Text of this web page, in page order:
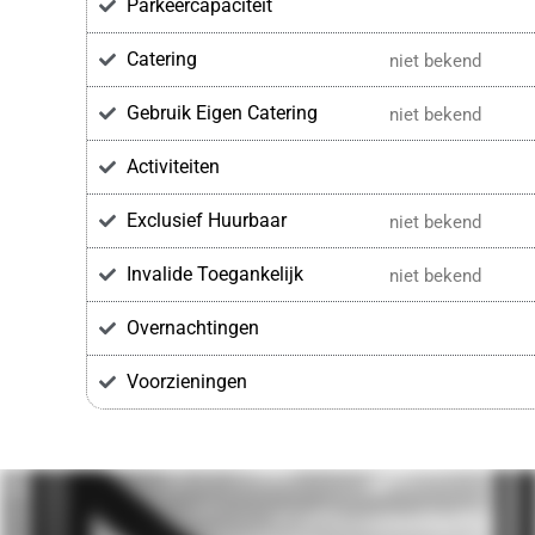
Parkeercapaciteit
Catering niet bekend
Gebruik Eigen Catering niet bekend
Activiteiten
Exclusief Huurbaar niet bekend
Invalide Toegankelijk niet bekend
Overnachtingen
Voorzieningen